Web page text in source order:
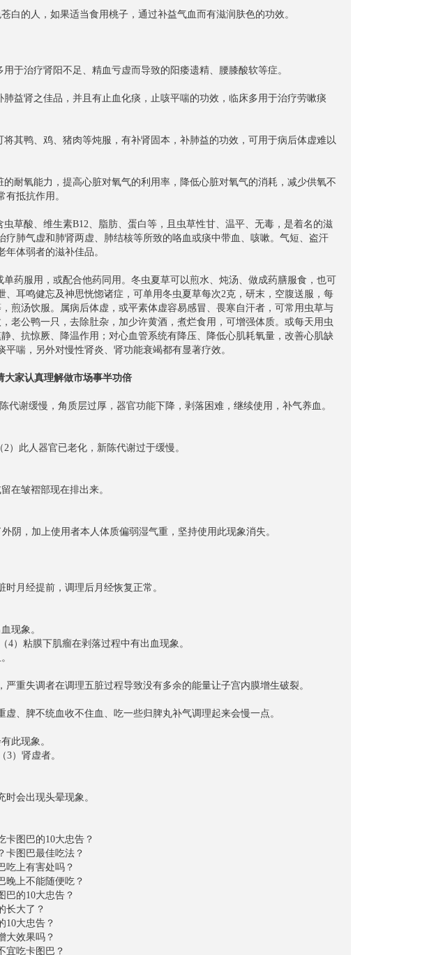
白的人，如果适当食用桃子，通过补益气血而有滋润肤色的功效。
于治疗肾阳不足、精血亏虚而导致的阳痿遗精、腰膝酸软等症。
益肾之佳品，并且有止血化痰，止咳平喘的功效，临床多用于治疗劳嗽痰
其鸭、鸡、猪肉等炖服，有补肾固本，补肺益的功效，可用于病后体虚难以
耐氧能力，提高心脏对氧气的利用率，降低心脏对氧气的消耗，减少供氧不
抵抗作用。
草酸、维生素B12、脂肪、蛋白等，且虫草性甘、温平、无毒，是着名的滋
肺气虚和肺肾两虚、肺结核等所致的咯血或痰中带血、咳嗽。气短、盗汗
体弱者的滋补佳品。
药服用，或配合他药同用。冬虫夏草可以煎水、炖汤、做成药膳服食，也可
耳鸣健忘及神思恍惚诸症，可单用冬虫夏草每次2克，研末，空腹送服，每
煎汤饮服。属病后体虚，或平素体虚容易感冒、畏寒自汗者，可常用虫草与
老公鸭一只，去除肚杂，加少许黄酒，煮烂食用，可增强体质。或每天用虫
、抗惊厥、降温作用；对心血管系统有降压、降低心肌耗氧量，改善心肌缺
喘，另外对慢性肾炎、肾功能衰竭都有显著疗效。
家认真理解做市场事半功倍
谢缓慢，角质层过厚，器官功能下降，剥落困难，继续使用，补气养血。
）此人器官已老化，新陈代谢过于缓慢。
在皱褶部现在排出来。
外阴，加上使用者本人体质偏弱湿气重，坚持使用此现象消失。
脏时月经提前，调理后月经恢复正常。
出血现象。
4）粘膜下肌瘤在剥落过程中有出血现象。
血。
严重失调者在调理五脏过程导致没有多余的能量让子宫内膜增生破裂。
、脾不统血收不住血、吃一些归脾丸补气调理起来会慢一点。
有此现象。
（3）肾虚者。
时会出现头晕现象。
卡图巴的10大忠告？
卡图巴最佳吃法？
吃上有害处吗？
晚上不能随便吃？
巴的10大忠告？
长大了？
10大忠告？
大效果吗？
宜吃卡图巴？